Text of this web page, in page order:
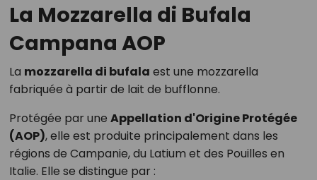
La Mozzarella di Bufala
Campana AOP
La mozzarella di bufala est une mozzarella
fabriquée à partir de lait de bufflonne.
Protégée par une Appellation d'Origine Protégée
(AOP), elle est produite principalement dans les
régions de Campanie, du Latium et des Pouilles en
Italie. Elle se distingue par :